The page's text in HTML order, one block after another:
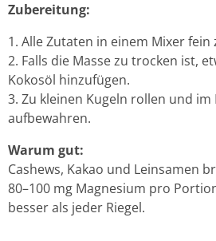
Zubereitung:
Alle Zutaten in einem Mixer fein
Falls die Masse zu trocken ist,
Kokosöl hinzufügen.
Zu kleinen Kugeln rollen und im
aufbewahren.
Warum gut:
Cashews, Kakao und Leinsamen
80–100 mg Magnesium pro
besser als jeder Riegel.